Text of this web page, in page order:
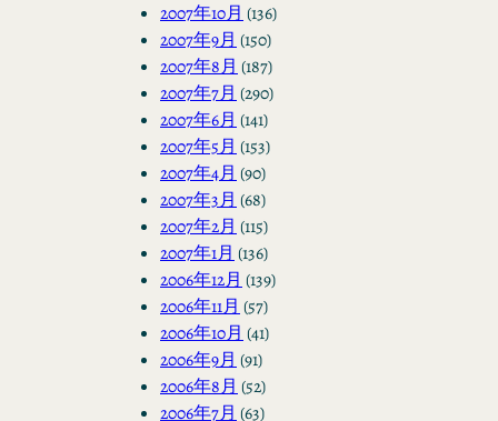
2007年10月 (136)
2007年9月 (150)
2007年8月 (187)
2007年7月 (290)
2007年6月 (141)
2007年5月 (153)
2007年4月 (90)
2007年3月 (68)
2007年2月 (115)
2007年1月 (136)
2006年12月 (139)
2006年11月 (57)
2006年10月 (41)
2006年9月 (91)
2006年8月 (52)
2006年7月 (63)